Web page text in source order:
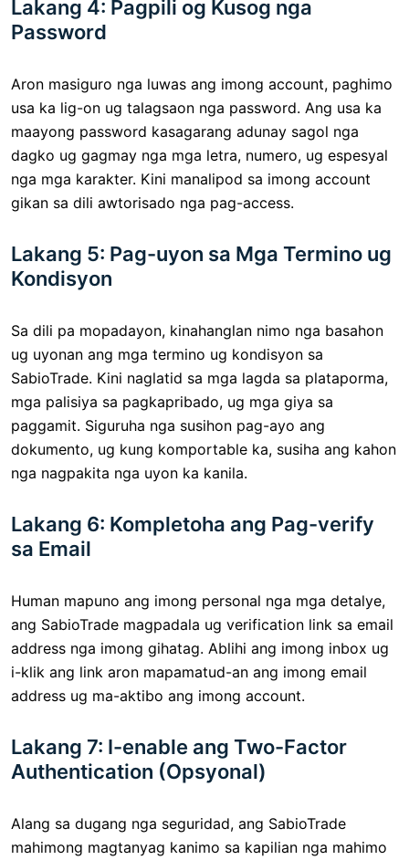
Lakang 4: Pagpili og Kusog nga
Password
Aron masiguro nga luwas ang imong account, paghimo
usa ka lig-on ug talagsaon nga password. Ang usa ka
maayong password kasagarang adunay sagol nga
dagko ug gagmay nga mga letra, numero, ug espesyal
nga mga karakter. Kini manalipod sa imong account
gikan sa dili awtorisado nga pag-access.
Lakang 5: Pag-uyon sa Mga Termino ug
Kondisyon
Sa dili pa mopadayon, kinahanglan nimo nga basahon
ug uyonan ang mga termino ug kondisyon sa
SabioTrade. Kini naglatid sa mga lagda sa plataporma,
mga palisiya sa pagkapribado, ug mga giya sa
paggamit. Siguruha nga susihon pag-ayo ang
dokumento, ug kung komportable ka, susiha ang kahon
nga nagpakita nga uyon ka kanila.
Lakang 6: Kompletoha ang Pag-verify
sa Email
Human mapuno ang imong personal nga mga detalye,
ang SabioTrade magpadala ug verification link sa email
address nga imong gihatag. Ablihi ang imong inbox ug
i-klik ang link aron mapamatud-an ang imong email
address ug ma-aktibo ang imong account.
Lakang 7: I-enable ang Two-Factor
Authentication (Opsyonal)
Alang sa dugang nga seguridad, ang SabioTrade
mahimong magtanyag kanimo sa kapilian nga mahimo